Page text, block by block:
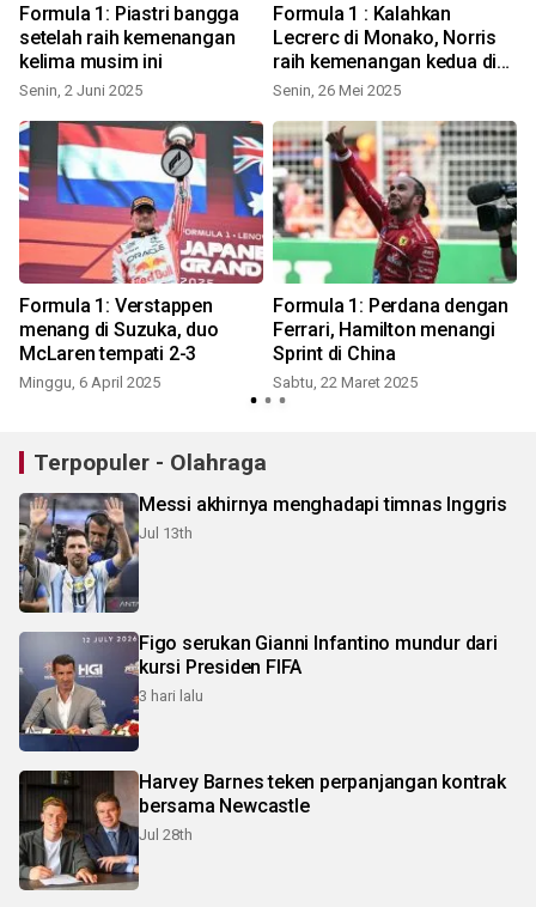
Formula 1: Piastri bangga
setelah raih kemenangan
kelima musim ini
Senin, 2 Juni 2025
Formula 1 : Kalahkan
Lecrerc di Monako, Norris
raih kemenangan kedua di
musim ini
Senin, 26 Mei 2025
Formula 1: Verstappen
menang di Suzuka, duo
McLaren tempati 2-3
Minggu, 6 April 2025
Formula 1: Perdana dengan
Ferrari, Hamilton menangi
Sprint di China
Sabtu, 22 Maret 2025
Terpopuler - Olahraga
Messi akhirnya menghadapi timnas Inggris
Jul 13th
Figo serukan Gianni Infantino mundur dari
kursi Presiden FIFA
3 hari lalu
Harvey Barnes teken perpanjangan kontrak
bersama Newcastle
Jul 28th